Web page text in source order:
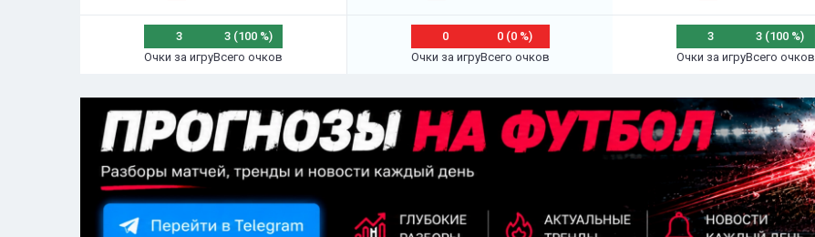
3
Очки за игру
3 (100 %)
Всего очков
0
Очки за игру
0 (0 %)
Всего очков
3
Очки за игру
3 (100 %)
Всего очков